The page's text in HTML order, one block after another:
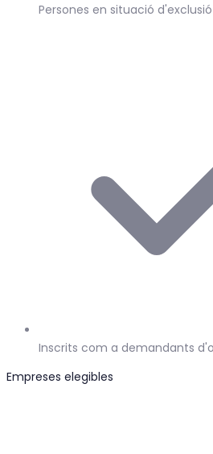
Persones en situació
Inscrits com a demandants
Empreses elegibles